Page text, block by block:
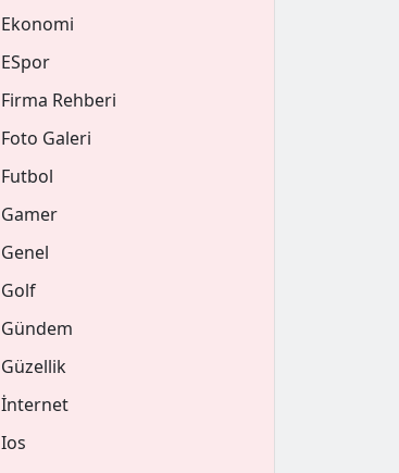
Ekonomi
ESpor
Firma Rehberi
Foto Galeri
Futbol
Gamer
Genel
Golf
Gündem
Güzellik
İnternet
Ios